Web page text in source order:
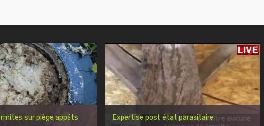
sur piège appâts Expertise post état parasitaire